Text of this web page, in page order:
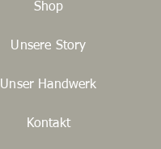
Shop
Unsere Story
Unser Handwerk
Kontakt